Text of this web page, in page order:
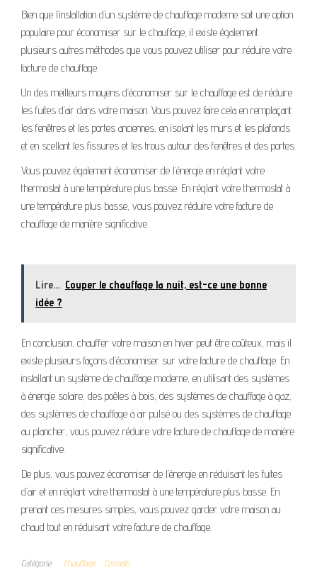
Bien que l’installation d’un système de chauffage moderne soit une option
populaire pour économiser sur le chauffage, il existe également
plusieurs autres méthodes que vous pouvez utiliser pour réduire votre
facture de chauffage.
Un des meilleurs moyens d’économiser sur le chauffage est de réduire
les fuites d’air dans votre maison. Vous pouvez faire cela en remplaçant
les fenêtres et les portes anciennes, en isolant les murs et les plafonds
et en scellant les fissures et les trous autour des fenêtres et des portes.
Vous pouvez également économiser de l’énergie en réglant votre
thermostat à une température plus basse. En réglant votre thermostat à
une température plus basse, vous pouvez réduire votre facture de
chauffage de manière significative.
Lire... Couper le chauffage la nuit, est-ce une bonne
idée ?
En conclusion, chauffer votre maison en hiver peut être coûteux, mais il
existe plusieurs façons d’économiser sur votre facture de chauffage. En
installant un système de chauffage moderne, en utilisant des systèmes
à énergie solaire, des poêles à bois, des systèmes de chauffage à gaz,
des systèmes de chauffage à air pulsé ou des systèmes de chauffage
au plancher, vous pouvez réduire votre facture de chauffage de manière
significative.
De plus, vous pouvez économiser de l’énergie en réduisant les fuites
d’air et en réglant votre thermostat à une température plus basse. En
prenant ces mesures simples, vous pouvez garder votre maison au
chaud tout en réduisant votre facture de chauffage.
Catégorie Chauffage Conseils